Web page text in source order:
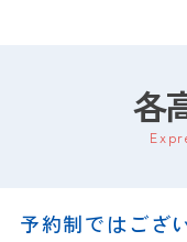
各
予約制ではござ